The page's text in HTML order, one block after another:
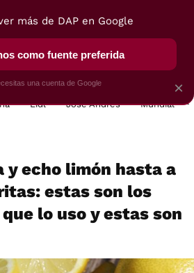
SELECCIÓN VEGUI
Lidl José Andrés Mundial
y echo limón hasta a
estas son los
lo uso y estas son
×
más de DAP en Google
como fuente preferida
una cuenta de Google